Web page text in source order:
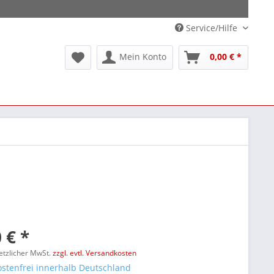
Service/Hilfe
Mein Konto 0,00 € *
€ *
MwSt.zzgl. evtl. Versandkosten
innerhalb Deutschland